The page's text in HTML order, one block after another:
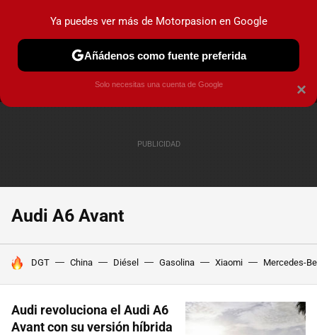
MENÚ NUEVO
COCHES ELÉCTRICOS OBSERVATORIO
Audi A6 Avant
HOY SE HABLA DE
DGT China Diésel Gasolina Xiaomi Mercedes-
Audi revoluciona el Audi A6
Avant con su versión híbrida
×
Ya puedes ver más de Motorpasion en Google
Añádenos como fuente preferida
Solo necesitas una cuenta de Google